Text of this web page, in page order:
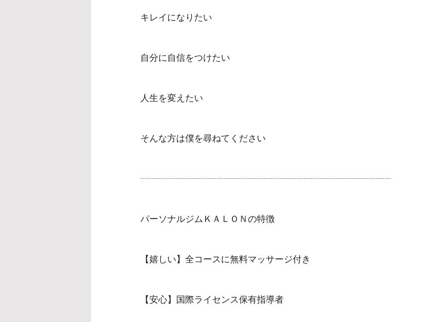
️キレイになりたい
️自分に自信をつけたい
️人生を変えたい
そんな方は僕を尋ねてください
┈┈┈┈┈┈┈┈┈┈┈┈┈┈┈┈┈┈┈┈┈┈┈┈┈┈┈┈
パーソナルジムＫＡＬＯＮの特徴
‎【嬉しい】全コースに無料マッサージ付き
【安心】国際ライセンス保有指導者